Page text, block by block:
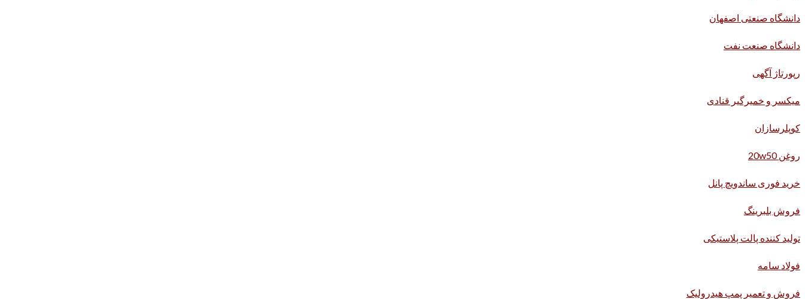
دانشگاه صنعتی اصفهان
دانشگاه صنعت نفت
رپورتاژ آگهی
میکسر و خمیرگیر قنادی
کوپلرسازان
روغن 20w50
خرید فوری ساندویچ پانل
فروش بلبرینگ
تولید کننده پالت پلاستیکی
فولاد سامه
فروش و تعمیر پمپ هیدرولیک